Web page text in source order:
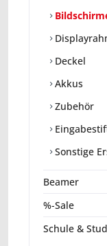
Deckel
Akkus
Zubehör
Sonstige
Beamer
%-Sale
Schule &